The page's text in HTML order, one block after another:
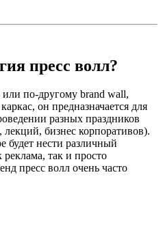
пресс волл?
или по-другому brand wall,
он предназначается для
разных праздников
бизнес корпоративов).
будет нести различный
реклама, так и просто
пресс волл очень часто